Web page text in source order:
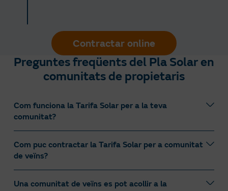
Contractar online
Preguntes freqüents del Pla Solar en
comunitats de propietaris
Com funciona la Tarifa Solar per a la teva
comunitat?
Si el consum anual d’electricitat de la teva comunitat
és inferior a 400 MWh, pots optar per la Tarifa
Solar amb preu fix en el terme d’energia, de manera
que podràs controlar els costos de la teva comunitat.
Com puc contractar la Tarifa Solar per a comunitat
de veïns?
És senzill! El primer que necessitaràs és el número
Una comunitat de veïns es pot acollir a la